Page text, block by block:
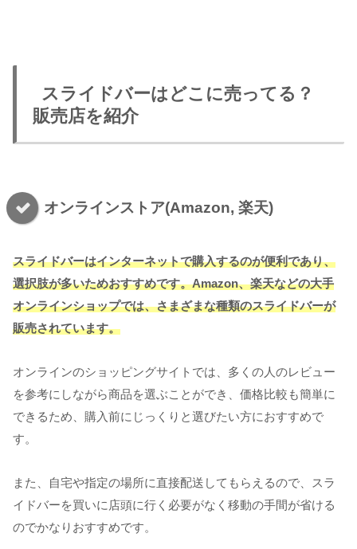
スライドバーはどこに売ってる？
販売店を紹介
オンラインストア(Amazon, 楽天)
スライドバーはインターネットで購入するのが便利であり、
選択肢が多いためおすすめです。Amazon、楽天などの大手
オンラインショップでは、さまざまな種類のスライドバーが
販売されています。
オンラインのショッピングサイトでは、多くの人のレビュー
を参考にしながら商品を選ぶことができ、価格比較も簡単に
できるため、購入前にじっくりと選びたい方におすすめで
す。
また、自宅や指定の場所に直接配送してもらえるので、スラ
イドバーを買いに店頭に行く必要がなく移動の手間が省ける
のでかなりおすすめです。